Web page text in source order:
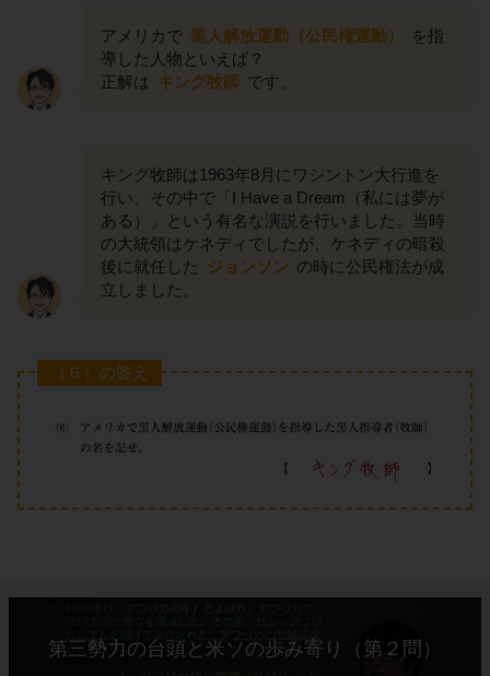
アメリカで 黒人解放運動（公民権運動）
を指
導した人物といえば？
正解は キング牧師 です。
キング牧師は1963年8月にワシントン大行進を
行い、その中で「I Have a Dream（私には夢が
ある）」という有名な演説を行いました。当時
の大統領はケネディでしたが、ケネディの暗殺
後に就任した
ジョンソン の時に公民権法が成
立しました。
（６）の答え
第三勢力の台頭と米ソの歩み寄り（第２問）